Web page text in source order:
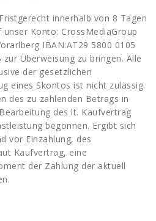
innerhalb von 8 Tagen
Konto: CrossMediaGroup
IBAN:AT29 5800 0105
zur Überweisung zu bringen. Alle
der gesetzlichen
eines Skontos ist nicht zulässig.
des zu zahlenden Betrags in
des lt. Kaufvertrag
begonnen. Ergibt sich
vor Einzahlung, des
Kaufvertrag, eine
der Zahlung der aktuell